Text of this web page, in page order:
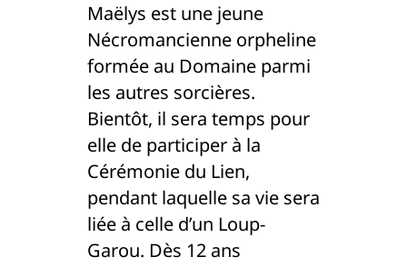
Maëlys est une jeune
Nécromancienne orpheline
formée au Domaine parmi
les autres sorcières.
Bientôt, il sera temps pour
elle de participer à la
Cérémonie du Lien,
pendant laquelle sa vie sera
liée à celle d’un Loup-
Garou. Dès 12 ans